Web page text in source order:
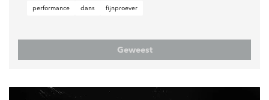
performance dans fijnproever
Geweest